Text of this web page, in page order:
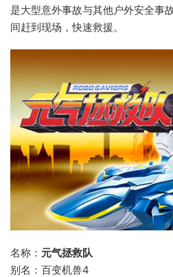
是大型意外事故与其他户外安全事
间赶到现场，快速救援。
名称： 元气拯救队
别名：百变机兽4